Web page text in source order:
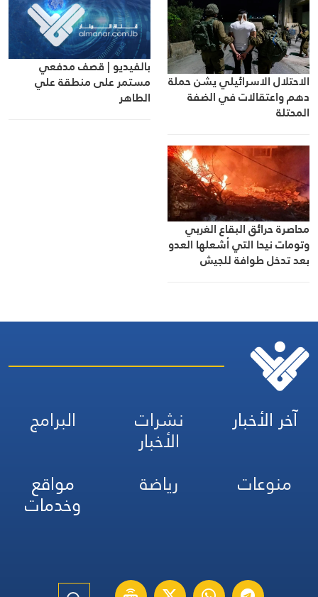
الاحتلال الاسرائيلي يشن حملة
دهم واعتقالات في الضفة
المحتلة
بالفيديو | قصف مدفعي
مستمر على منطقة علي
الطاهر
محاصرة حرائق البقاع الغربي
وتومات نيحا التي أشعلها العدو
بعد تدخل طوافة للجيش
آخر الأخبار نشرات
الأخبار
البرامج
منوعات
رياضة مواقع
وخدمات